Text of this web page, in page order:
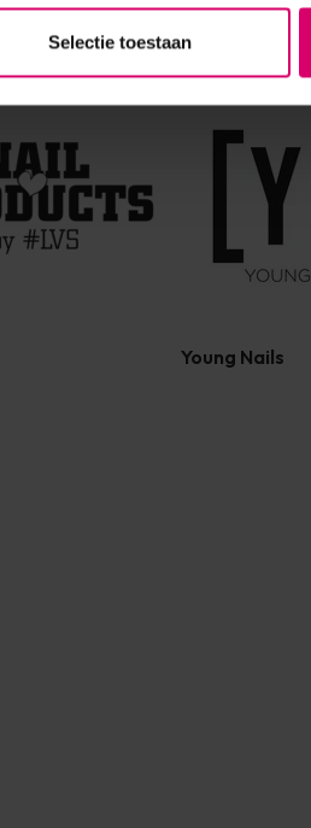
Selectie toestaan
Young Nails